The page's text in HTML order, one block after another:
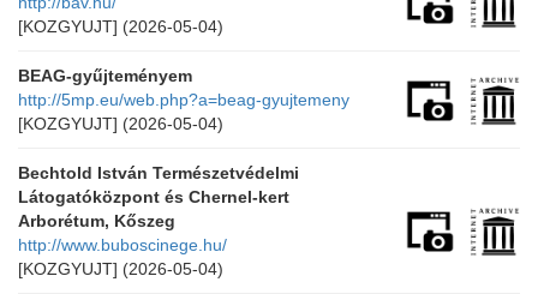
[KOZGYUJT] (2026-05-04)
BEAG-gyűjteményem
http://5mp.eu/web.php?a=beag-gyujtemeny
[KOZGYUJT] (2026-05-04)
Bechtold István Természetvédelmi
Látogatóközpont és Chernel-kert
Arborétum, Kőszeg
http://www.buboscinege.hu/
[KOZGYUJT] (2026-05-04)